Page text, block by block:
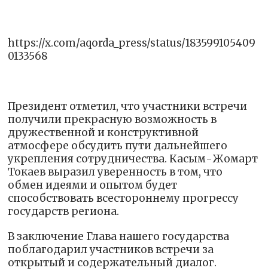
https://x.com/aqorda_press/status/183599105409
0133568
Президент отметил, что участники встречи
получили прекрасную возможность в
дружественной и конструктивной
атмосфере обсудить пути дальнейшего
укрепления сотрудничества. Касым-Жомарт
Токаев выразил уверенность в том, что
обмен идеями и опытом будет
способствовать всестороннему прогрессу
государств региона.
В заключение Глава нашего государства
поблагодарил участников встречи за
открытый и содержательный диалог.